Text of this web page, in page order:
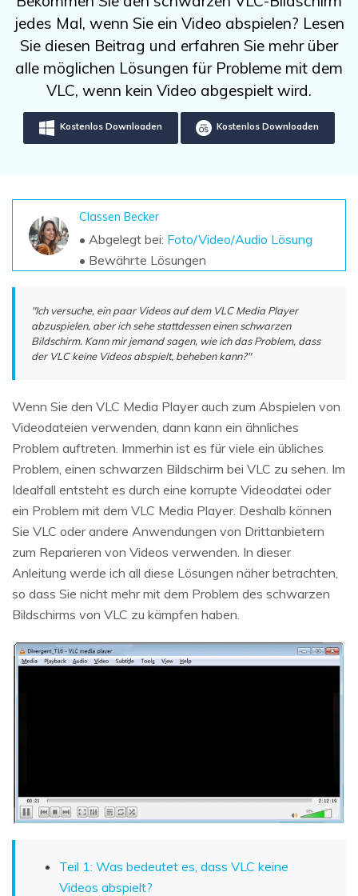
Unbegrenzte Daten vom Mac-System
wiederherstellen
Kostenlos Testen
Recoverit kostenlos
Kostenlos Testen
Repairit - Datenreparatur
UBackit - Datensicherung
Datenverlust-Szenarien
ALLE FUNKTIONEN ENTDECKEN
Aktuelles Thema
Sign In
search
jedes Mal, wenn Sie ein Video abspielen? Lesen
Sie diesen Beitrag und erfahren Sie mehr über
alle möglichen Lösungen für Probleme mit dem
VLC, wenn kein Video abgespielt wird.
Kostenlos Downloaden Kostenlos Downloaden
Classen Becker
• Abgelegt bei: Foto/Video/Audio Lösung
• Bewährte Lösungen
"Ich versuche, ein paar Videos auf dem VLC Media Player
abzuspielen, aber ich sehe stattdessen einen schwarzen
Bildschirm. Kann mir jemand sagen, wie ich das Problem, dass
der VLC keine Videos abspielt, beheben kann?"
Wenn Sie den VLC Media Player auch zum Abspielen von
Videodateien verwenden, dann kann ein ähnliches
Problem auftreten. Immerhin ist es für viele ein übliches
Problem, einen schwarzen Bildschirm bei VLC zu sehen. Im
Idealfall entsteht es durch eine korrupte Videodatei oder
ein Problem mit dem VLC Media Player. Deshalb können
Sie VLC oder andere Anwendungen von Drittanbietern
zum Reparieren von Videos verwenden. In dieser
Anleitung werde ich all diese Lösungen näher betrachten,
so dass Sie nicht mehr mit dem Problem des schwarzen
Bildschirms von VLC zu kämpfen haben.
Teil 1: Was bedeutet es, dass VLC keine
Videos abspielt?